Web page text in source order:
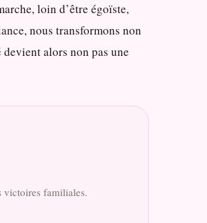
loin d’être égoïste,
nous transformons non
alors non pas une
victoires familiales.